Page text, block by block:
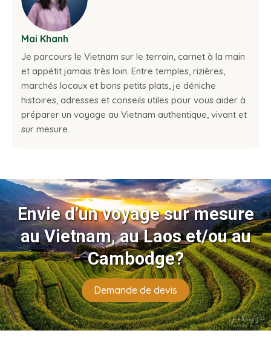
Mai Khanh
Je parcours le Vietnam sur le terrain, carnet à la main
et appétit jamais très loin. Entre temples, rizières,
marchés locaux et bons petits plats, je déniche
histoires, adresses et conseils utiles pour vous aider à
préparer un voyage au Vietnam authentique, vivant et
sur mesure.
Envie d’un voyage sur mesure
au Vietnam, au Laos et/ou au
Cambodge?
Demande de devis